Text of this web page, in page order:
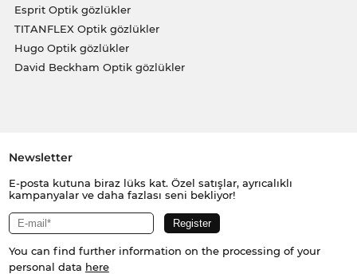
Esprit Optik gözlükler
TITANFLEX Optik gözlükler
Hugo Optik gözlükler
David Beckham Optik gözlükler
Newsletter
E-posta kutuna biraz lüks kat. Özel satışlar, ayrıcalıklı
kampanyalar ve daha fazlası seni bekliyor!
You can find further information on the processing of your
personal data here